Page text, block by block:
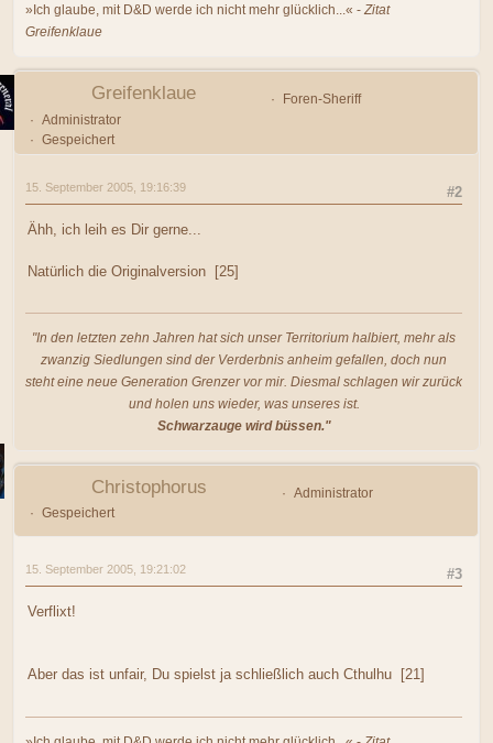
»Ich glaube, mit D&D werde ich nicht mehr glücklich...« - Zitat
Greifenklaue
Greifenklaue
Foren-Sheriff
Administrator
Gespeichert
#2
15. September 2005, 19:16:39
Ähh, ich leih es Dir gerne...
Natürlich die Originalversion [25]
"In den letzten zehn Jahren hat sich unser Territorium halbiert, mehr als
zwanzig Siedlungen sind der Verderbnis anheim gefallen, doch nun
steht eine neue Generation Grenzer vor mir. Diesmal schlagen wir zurück
und holen uns wieder, was unseres ist.
Schwarzauge wird büssen."
Christophorus
Administrator
Gespeichert
#3
15. September 2005, 19:21:02
Verflixt!
Aber das ist unfair, Du spielst ja schließlich auch Cthulhu [21]